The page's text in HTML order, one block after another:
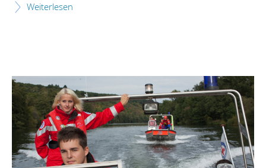
Weiterlesen